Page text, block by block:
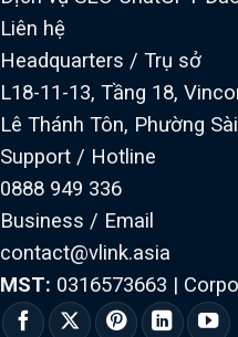
Liên hệ
Headquarters / Trụ sở
L18-11-13, Tầng 18,
Lê Thánh Tôn, Phường
Support / Hotline
0888 949 336
Business / Email
contact@vlink.asia
MST: 0316573663 |